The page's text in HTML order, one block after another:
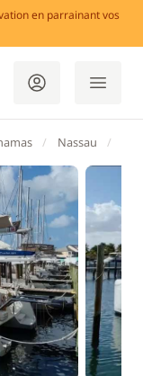
en parrainant vos
Nassau